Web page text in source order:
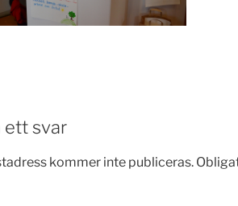
ett svar
kommer inte publiceras.